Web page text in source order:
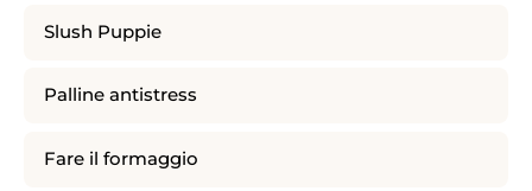
Slush Puppie
Palline antistress
Fare il formaggio